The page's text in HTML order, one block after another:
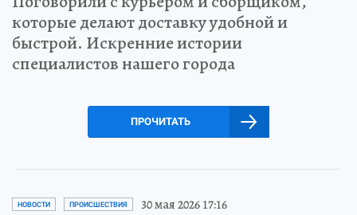
которые делают доставку удобной и
быстрой. Искренние истории
специалистов нашего города
ПРОЧИТАТЬ
НОВОСТИ ПРОИСШЕСТВИЯ 30 мая 2026 17:16